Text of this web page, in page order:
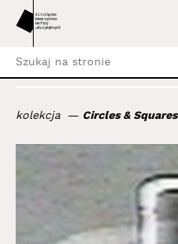
kolekcja Circles & Squares